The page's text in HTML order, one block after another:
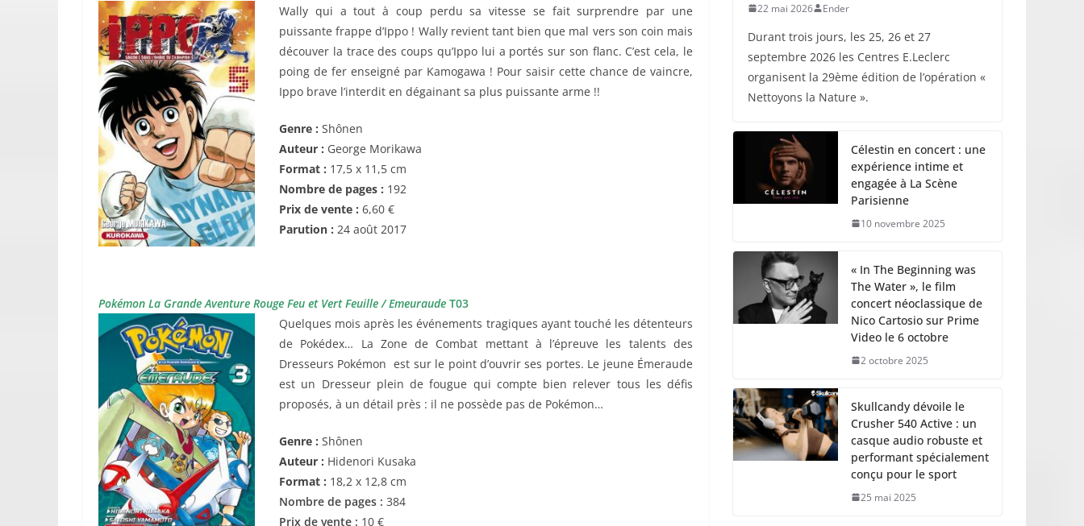
Wally qui a tout à coup perdu sa vitesse se fait surprendre par une
puissante frappe d’Ippo ! Wally revient tant bien que mal vers son coin mais
découver la trace des coups qu’Ippo lui a portés sur son flanc. C’est cela, le
poing de fer enseigné par Kamogawa ! Pour saisir cette chance de vaincre,
Ippo brave l’interdit en dégainant sa plus puissante arme !!
Genre : Shônen
Auteur : George Morikawa
Format : 17,5 x 11,5 cm
Nombre de pages : 192
Prix de vente : 6,60 €
Parution : 24 août 2017
Pokémon La Grande Aventure Rouge Feu et Vert Feuille / Emeuraude T03
Quelques mois après les événements tragiques ayant touché les détenteurs
de Pokédex… La Zone de Combat mettant à l’épreuve les talents des
Dresseurs Pokémon est sur le point d’ouvrir ses portes. Le jeune Émeraude
est un Dresseur plein de fougue qui compte bien relever tous les défis
proposés, à un détail près : il ne possède pas de Pokémon…
Genre : Shônen
Auteur : Hidenori Kusaka
Format : 18,2 x 12,8 cm
Nombre de pages : 384
Prix de vente : 10 €
22 mai 2026 Ender
Durant trois jours, les 25, 26 et 27
septembre 2026 les Centres E.Leclerc
organisent la 29ème édition de l’opération «
Nettoyons la Nature ».
Célestin en concert : une
expérience intime et
engagée à La Scène
Parisienne
10 novembre 2025
« In The Beginning was
The Water », le film
concert néoclassique de
Nico Cartosio sur Prime
Video le 6 octobre
2 octobre 2025
Skullcandy dévoile le
Crusher 540 Active : un
casque audio robuste et
performant spécialement
conçu pour le sport
25 mai 2025